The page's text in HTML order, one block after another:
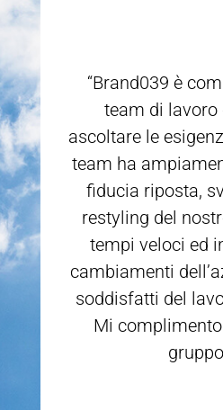
“Brand039 è
team di lavoro
ascoltare le
team ha
fiducia riposta,
restyling del
tempi veloci ed
cambiamenti
soddisfatti del
Mi